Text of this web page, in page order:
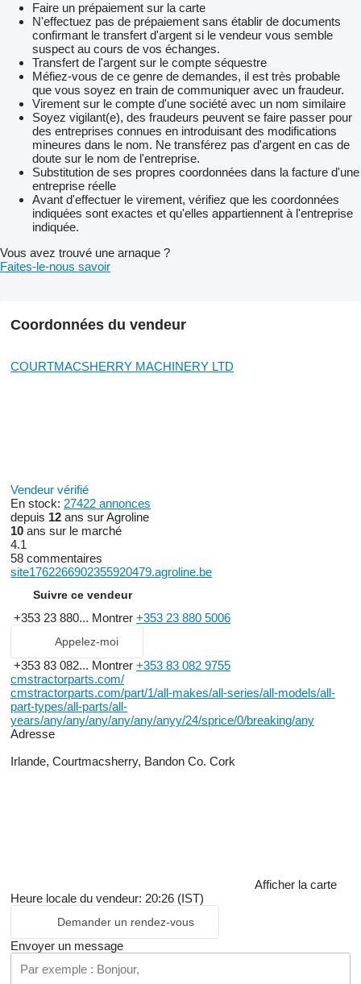
Faire un prépaiement sur la carte
N'effectuez pas de prépaiement sans établir de documents
confirmant le transfert d'argent si le vendeur vous semble
suspect au cours de vos échanges.
Transfert de l'argent sur le compte séquestre
Méfiez-vous de ce genre de demandes, il est très probable
que vous soyez en train de communiquer avec un fraudeur.
Virement sur le compte d'une société avec un nom similaire
Soyez vigilant(e), des fraudeurs peuvent se faire passer pour
des entreprises connues en introduisant des modifications
mineures dans le nom. Ne transférez pas d'argent en cas de
doute sur le nom de l'entreprise.
Substitution de ses propres coordonnées dans la facture d'une
entreprise réelle
Avant d'effectuer le virement, vérifiez que les coordonnées
indiquées sont exactes et qu'elles appartiennent à l'entreprise
indiquée.
Vous avez trouvé une arnaque ?
Faites-le-nous savoir
Coordonnées du vendeur
COURTMACSHERRY MACHINERY LTD
Vendeur vérifié
En stock: 27422 annonces
depuis 12 ans sur Agroline
10 ans sur le marché
4.1
58 commentaires
site1762266902355920479.agroline.be
Suivre ce vendeur
+353 23 880... Montrer +353 23 880 5006
Appelez-moi
+353 83 082... Montrer +353 83 082 9755
cmstractorparts.com/
cmstractorparts.com/part/1/all-makes/all-series/all-models/all-
part-types/all-parts/all-
years/any/any/any/any/any/anyy/24/sprice/0/breaking/any
Adresse
Irlande, Courtmacsherry, Bandon Co. Cork
Afficher la carte
Heure locale du vendeur: 20:26 (IST)
Demander un rendez-vous
Envoyer un message